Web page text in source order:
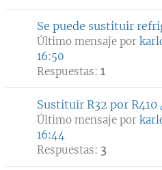
Se puede sustituir
Último mensaje por
16:50
Respuestas: 1
Sustituir R32 por R410
Último mensaje por
16:44
Respuestas: 3